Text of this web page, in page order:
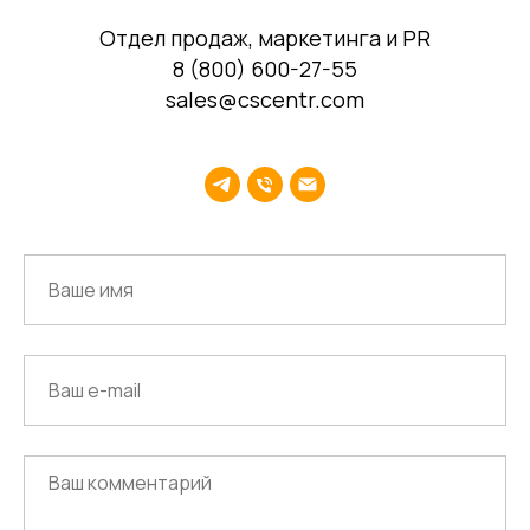
Отдел продаж, маркетинга и PR
8 (800) 600-27-55
sales@cscentr.com
© ЦКР, 2019-2026 Все права защищены
ОГРН 1104823017419